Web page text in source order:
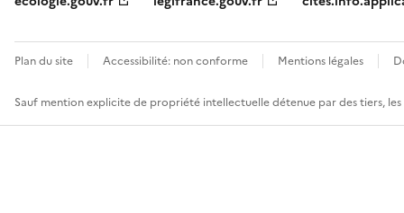
Plan du site Accessibilité: non conforme Mentions légales
Sauf mention explicite de propriété intellectuelle détenue par des tiers,